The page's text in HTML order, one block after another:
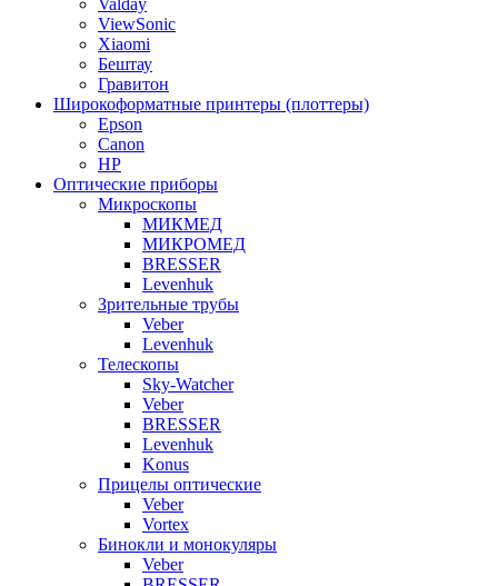
Valday
ViewSonic
Xiaomi
Бештау
Гравитон
Широкоформатные принтеры (плоттеры)
Epson
Canon
HP
Оптические приборы
Микроскопы
МИКМЕД
МИКРОМЕД
BRESSER
Levenhuk
Зрительные трубы
Veber
Levenhuk
Телескопы
Sky-Watcher
Veber
BRESSER
Levenhuk
Konus
Прицелы оптические
Veber
Vortex
Бинокли и монокуляры
Veber